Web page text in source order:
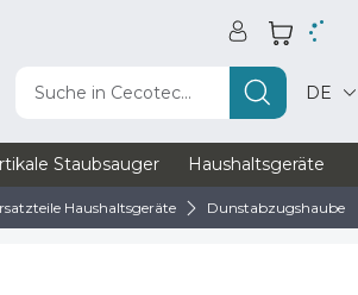
Suche in Cecotec... DE
Staubsauger Haushaltsgeräte
Haushaltsgeräte Dunstabzugshaube